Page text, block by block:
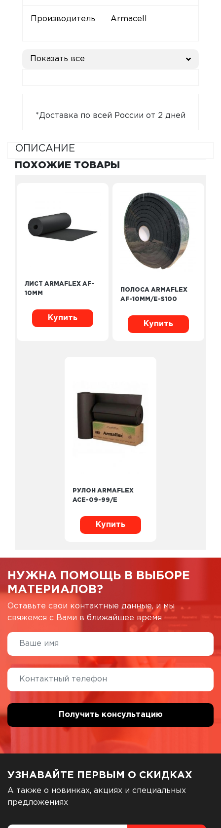
Производитель Armacell
Показать все
*Доставка по всей России от 2 дней
ОПИСАНИЕ
ПОХОЖИЕ ТОВАРЫ
ЛИСТ ARMAFLEX AF-
10MM
Купить
ПОЛОСА ARMAFLEX
AF-10MM/E-S100
Купить
РУЛОН ARMAFLEX
ACE-09-99/E
Купить
НУЖНА ПОМОЩЬ В ВЫБОРЕ
МАТЕРИАЛОВ?
Оставьте свои контактные данные, и мы
свяжемся с Вами в ближайшее время
УЗНАВАЙТЕ ПЕРВЫМ О СКИДКАХ
А также о новинках, акциях и специальных
предложениях